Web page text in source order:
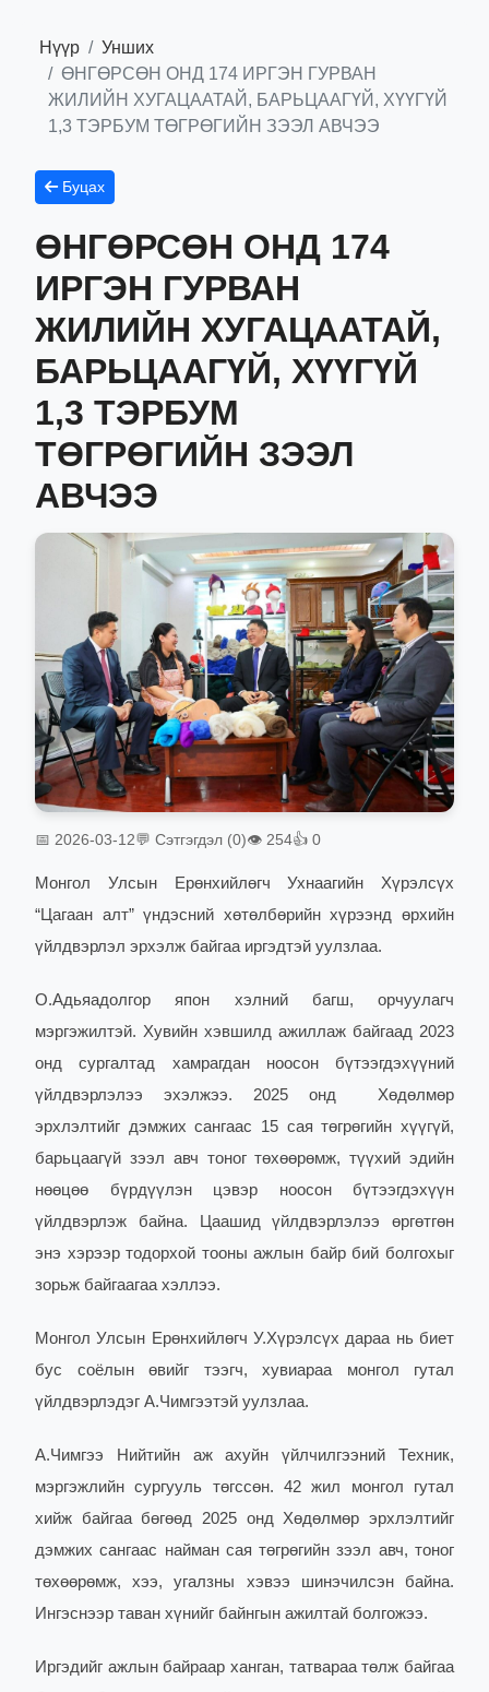
Нүүр
Унших
ӨНГӨРСӨН ОНД 174 ИРГЭН ГУРВАН
ЖИЛИЙН ХУГАЦААТАЙ, БАРЬЦААГҮЙ, ХҮҮГҮЙ
1,3 ТЭРБУМ ТӨГРӨГИЙН ЗЭЭЛ АВЧЭЭ
Буцах
ӨНГӨРСӨН ОНД 174
ИРГЭН ГУРВАН
ЖИЛИЙН ХУГАЦААТАЙ,
БАРЬЦААГҮЙ, ХҮҮГҮЙ
1,3 ТЭРБУМ
ТӨГРӨГИЙН ЗЭЭЛ
АВЧЭЭ
📅 2026-03-12💬 Сэтгэгдэл (0)👁 254👍 0
Монгол Улсын Ерөнхийлөгч Ухнаагийн Хүрэлсүх
“Цагаан алт” үндэсний хөтөлбөрийн хүрээнд өрхийн
үйлдвэрлэл эрхэлж байгаа иргэдтэй уулзлаа.
О.Адьяадолгор япон хэлний багш, орчуулагч
мэргэжилтэй. Хувийн хэвшилд ажиллаж байгаад 2023
онд сургалтад хамрагдан ноосон бүтээгдэхүүний
үйлдвэрлэлээ эхэлжээ. 2025 онд Хөдөлмөр
эрхлэлтийг дэмжих сангаас 15 сая төгрөгийн хүүгүй,
барьцаагүй зээл авч тоног төхөөрөмж, түүхий эдийн
нөөцөө бүрдүүлэн цэвэр ноосон бүтээгдэхүүн
үйлдвэрлэж байна. Цаашид үйлдвэрлэлээ өргөтгөн
энэ хэрээр тодорхой тооны ажлын байр бий болгохыг
зорьж байгаагаа хэллээ.
Монгол Улсын Ерөнхийлөгч У.Хүрэлсүх дараа нь биет
бус соёлын өвийг тээгч, хувиараа монгол гутал
үйлдвэрлэдэг А.Чимгээтэй уулзлаа.
А.Чимгээ Нийтийн аж ахуйн үйлчилгээний Техник,
мэргэжлийн сургууль төгссөн. 42 жил монгол гутал
хийж байгаа бөгөөд 2025 онд Хөдөлмөр эрхлэлтийг
дэмжих сангаас найман сая төгрөгийн зээл авч, тоног
төхөөрөмж, хээ, угалзны хэвээ шинэчилсэн байна.
Ингэснээр таван хүнийг байнгын ажилтай болгожээ.
Иргэдийг ажлын байраар ханган, татвараа төлж байгаа